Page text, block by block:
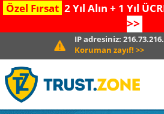
Özel Fırsat 2 Yıl Alın + 1 Yıl
>>
IP adresiniz:
Koruman zayıf! >>